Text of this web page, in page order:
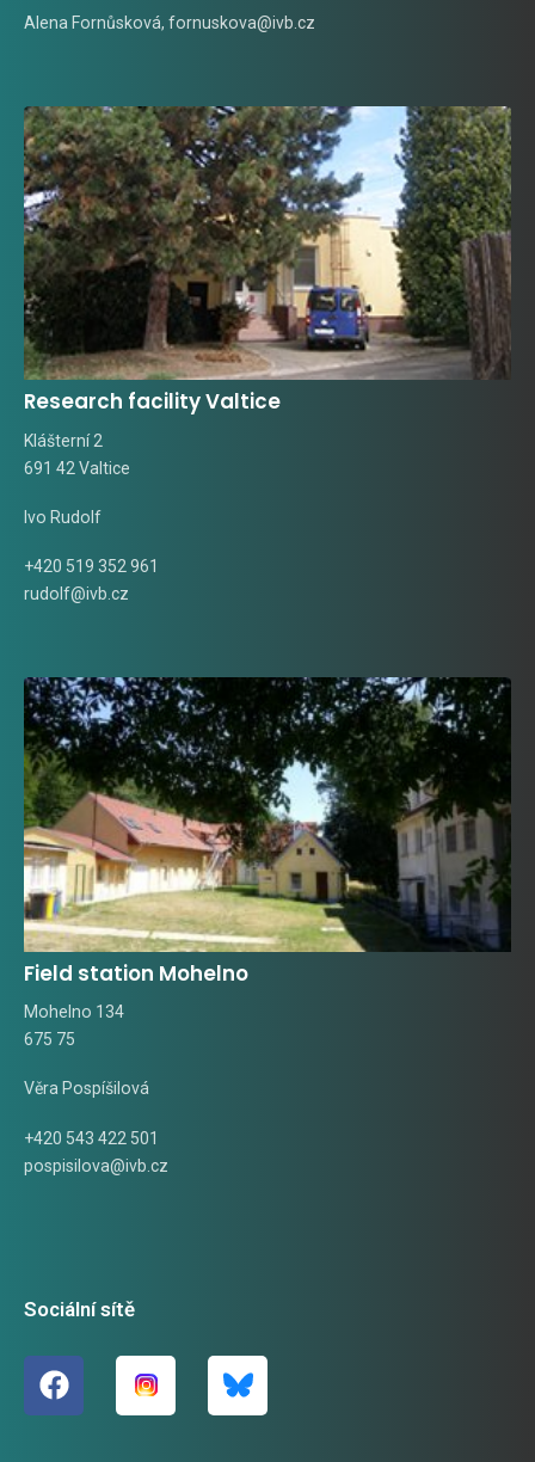
Alena Fornůsková, fornuskova@ivb.cz
Research facility Valtice
Klášterní 2
691 42 Valtice
Ivo Rudolf
+420 519 352 961
rudolf@ivb.cz
Field station Mohelno
Mohelno 134
675 75
Věra Pospíšilová
+420 543 422 501
pospisilova@ivb.cz
Sociální sítě